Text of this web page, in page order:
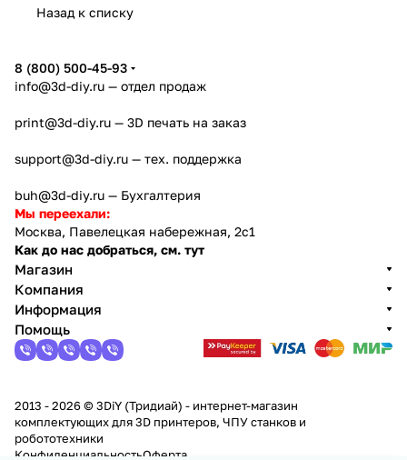
Назад к списку
8 (800) 500-45-93
info@3d-diy.ru — отдел продаж
print@3d-diy.ru — 3D печать на заказ
support@3d-diy.ru — тех. поддержка
buh@3d-diy.ru — Бухгалтерия
Мы переехали:
Москва, Павелецкая набережная, 2с1
Как до нас добраться, см. тут
Магазин
Компания
Информация
Помощь
2013 - 2026 © 3DiY (Тридиай) - интернет-магазин
комплектующих для 3D принтеров, ЧПУ станков и
робототехники
КонфиденциальностьОферта